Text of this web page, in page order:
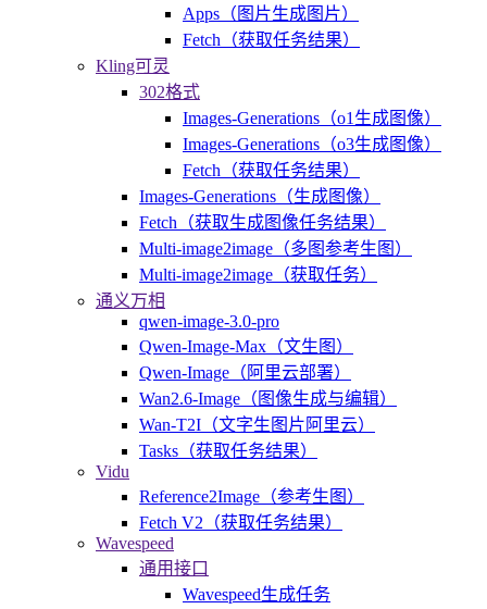
Apps（图片生成图片）
Fetch（获取任务结果）
Kling可灵
302格式
Images-Generations（o1生成图像）
Images-Generations（o3生成图像）
Fetch（获取任务结果）
Images-Generations（生成图像）
Fetch（获取生成图像任务结果）
Multi-image2image（多图参考生图）
Multi-image2image（获取任务）
通义万相
qwen-image-3.0-pro
Qwen-Image-Max（文生图）
Qwen-Image（阿里云部署）
Wan2.6-Image（图像生成与编辑）
Wan-T2I（文字生图片阿里云）
Tasks（获取任务结果）
Vidu
Reference2Image（参考生图）
Fetch V2（获取任务结果）
Wavespeed
通用接口
Wavespeed生成任务